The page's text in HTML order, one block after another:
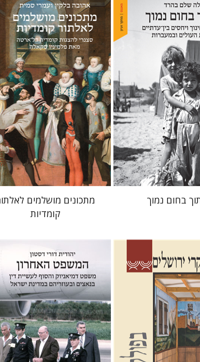
בהרד
אתר ספר מודפס
$46
$41
בחום נמוך
אהובה בלקין עמרי סמית
הנחת אתר ספר מודפס
$42
$38
מתכונים מושלמים
קומדיות
צבר גלית חזן-רוקם
יהודית דורי דסטון